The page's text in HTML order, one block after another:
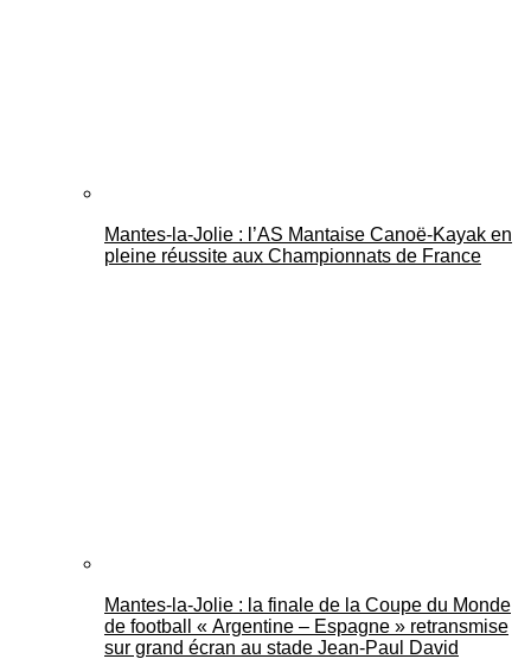
Mantes-la-Jolie : l’AS Mantaise Canoë‑Kayak en
pleine réussite aux Championnats de France
Mantes-la-Jolie : la finale de la Coupe du Monde
de football « Argentine – Espagne » retransmise
sur grand écran au stade Jean-Paul David